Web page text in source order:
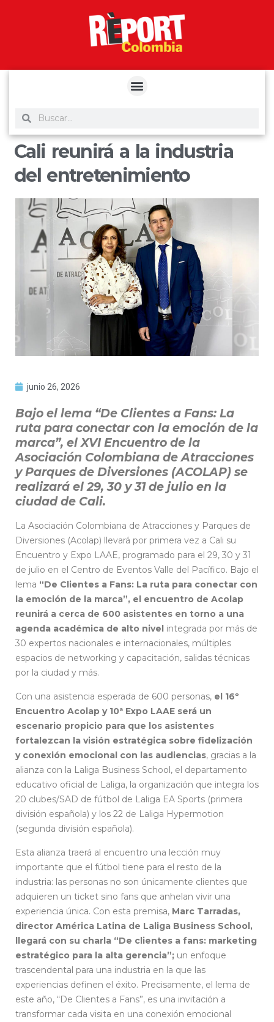
Cali reunirá a la industria
del entretenimiento
junio 26, 2026
Bajo el lema “De Clientes a Fans: La
ruta para conectar con la emoción de la
marca”, el XVI Encuentro de la
Asociación Colombiana de Atracciones
y Parques de Diversiones (ACOLAP) se
realizará el 29, 30 y 31 de julio en la
ciudad de Cali.
La Asociación Colombiana de Atracciones y Parques de
Diversiones (Acolap) llevará por primera vez a Cali su
Encuentro y Expo LAAE, programado para el 29, 30 y 31
de julio en el Centro de Eventos Valle del Pacífico. Bajo el
lema “De Clientes a Fans: La ruta para conectar con
la emoción de la marca”, el encuentro de Acolap
reunirá a cerca de 600 asistentes en torno a una
agenda académica de alto nivel integrada por más de
30 expertos nacionales e internacionales, múltiples
espacios de networking y capacitación, salidas técnicas
por la ciudad y más.
Con una asistencia esperada de 600 personas, el 16º
Encuentro Acolap y 10ª Expo LAAE será un
escenario propicio para que los asistentes
fortalezcan la visión estratégica sobre fidelización
y conexión emocional con las audiencias, gracias a la
alianza con la Laliga Business School, el departamento
educativo oficial de Laliga, la organización que integra los
20 clubes/SAD de fútbol de Laliga EA Sports (primera
división española) y los 22 de Laliga Hypermotion
(segunda división española).
Esta alianza traerá al encuentro una lección muy
importante que el fútbol tiene para el resto de la
industria: las personas no son únicamente clientes que
adquieren un ticket sino fans que anhelan vivir una
experiencia única. Con esta premisa, Marc Tarradas,
director América Latina de Laliga Business School,
llegará con su charla “De clientes a fans: marketing
estratégico para la alta gerencia”; un enfoque
trascendental para una industria en la que las
experiencias definen el éxito. Precisamente, el lema de
este año, “De Clientes a Fans”, es una invitación a
transformar cada visita en una conexión emocional